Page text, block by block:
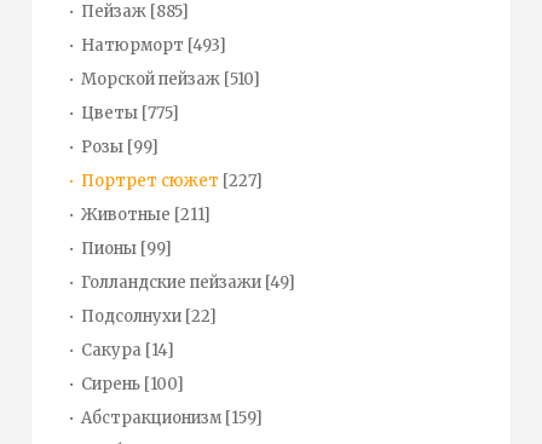
Пейзаж [885]
Натюрморт [493]
Морской пейзаж [510]
Цветы [775]
Розы [99]
Портрет сюжет [227]
Животные [211]
Пионы [99]
Голландские пейзажи [49]
Подсолнухи [22]
Сакура [14]
Сирень [100]
Абстракционизм [159]